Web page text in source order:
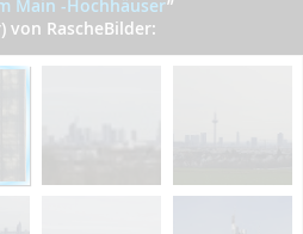
Main -Hochhäuser”
von RascheBilder: